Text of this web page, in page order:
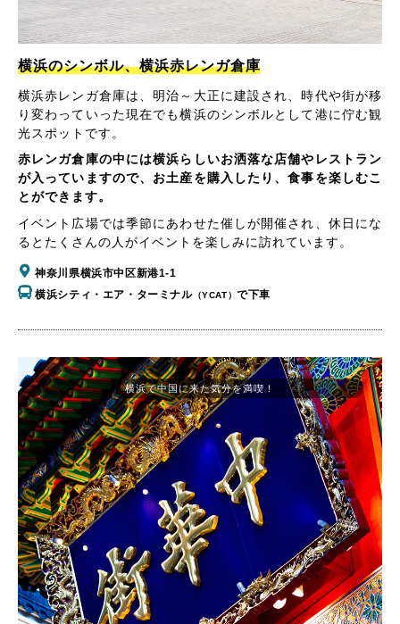
横浜のシンボル、横浜赤レンガ倉庫
横浜赤レンガ倉庫は、明治～大正に建設され、時代や街が移
り変わっていった現在でも横浜のシンボルとして港に佇む観
光スポットです。
赤レンガ倉庫の中には横浜らしいお洒落な店舗やレストラン
が入っていますので、お土産を購入したり、食事を楽しむこ
とができます。
イベント広場では季節にあわせた催しが開催され、休日にな
るとたくさんの人がイベントを楽しみに訪れています。
神奈川県横浜市中区新港1-1
横浜シティ・エア・ターミナル（YCAT）で下車
横浜で中国に来た気分を満喫！